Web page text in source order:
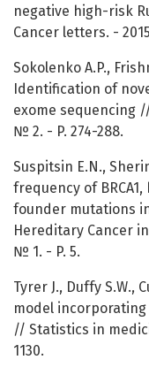
negative high-risk
Cancer letters. -
Sokolenko A.P.,
Identification of
exome sequencing
№ 2. - P. 274-288.
Suspitsin E.N.,
frequency of BRCA1,
founder mutations
Hereditary Cancer
№ 1. - P. 5.
Tyrer J., Duffy S.W.,
model
// Statistics in
1130.